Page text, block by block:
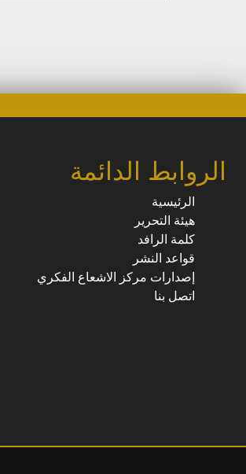
الروابط الدائمة
الرئيسية
هيئة التحرير
كلمة الرافد
قواعد النشر
إصدارات مركز الاشعاع الفكري
اتصل بنا